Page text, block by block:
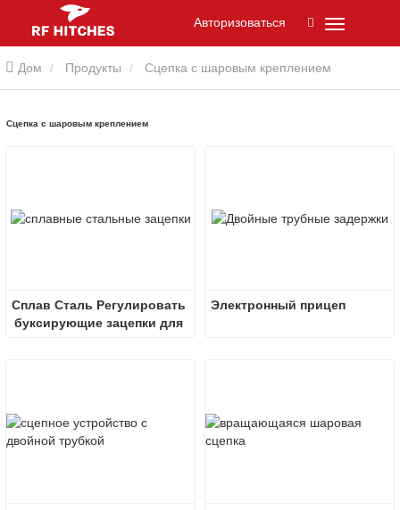
Авторизоваться
Дом Продукты Сцепка с шаровым креплением
Сцепка с шаровым креплением
Сплав Сталь Регулировать
буксирующие зацепки для
Электронный прицеп